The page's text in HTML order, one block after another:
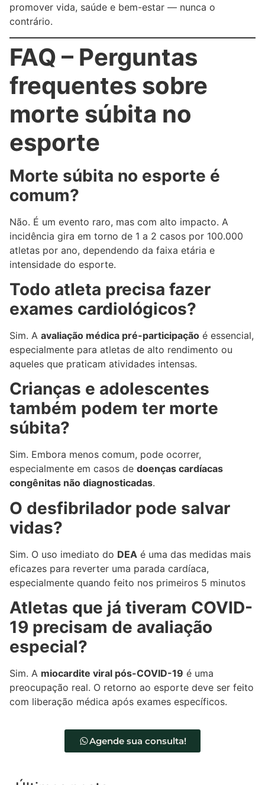
promover vida, saúde e bem-estar — nunca o
contrário.
FAQ – Perguntas
frequentes sobre
morte súbita no
esporte
Morte súbita no esporte é
comum?
Não. É um evento raro, mas com alto impacto. A
incidência gira em torno de 1 a 2 casos por 100.000
atletas por ano, dependendo da faixa etária e
intensidade do esporte.
Todo atleta precisa fazer
exames cardiológicos?
Sim. A avaliação médica pré-participação é essencial,
especialmente para atletas de alto rendimento ou
aqueles que praticam atividades intensas.
Crianças e adolescentes
também podem ter morte
súbita?
Sim. Embora menos comum, pode ocorrer,
especialmente em casos de doenças cardíacas
congênitas não diagnosticadas.
O desfibrilador pode salvar
vidas?
Sim. O uso imediato do DEA é uma das medidas mais
eficazes para reverter uma parada cardíaca,
especialmente quando feito nos primeiros 5 minutos
Atletas que já tiveram COVID-
19 precisam de avaliação
especial?
Sim. A miocardite viral pós-COVID-19 é uma
preocupação real. O retorno ao esporte deve ser feito
com liberação médica após exames específicos.
Agende sua consulta!